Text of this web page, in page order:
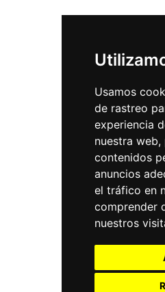
Usamos
de rastreo
experiencia
nuestra
contenidos
anuncios
el tráfico en
comprender
nuestros